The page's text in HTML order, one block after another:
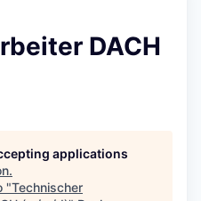
DACH
applications
.
"Technischer